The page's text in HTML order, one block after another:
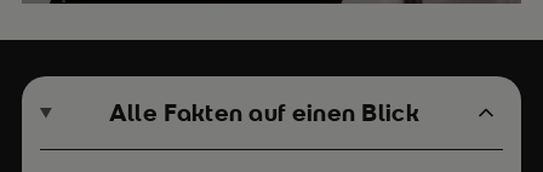
Alle Fakten auf einen Blick